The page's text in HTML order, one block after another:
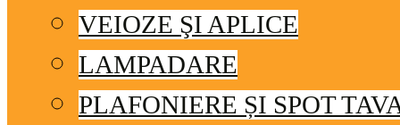
VEIOZE ŞI APLICE
LAMPADARE
PLAFONIERE ȘI SPOT